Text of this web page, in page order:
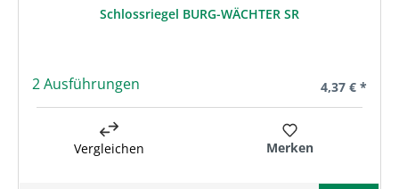
Schlossriegel BURG-WÄCHTER SR
2 Ausführungen Regulärer
4,37 € *
Vergleichen Merken